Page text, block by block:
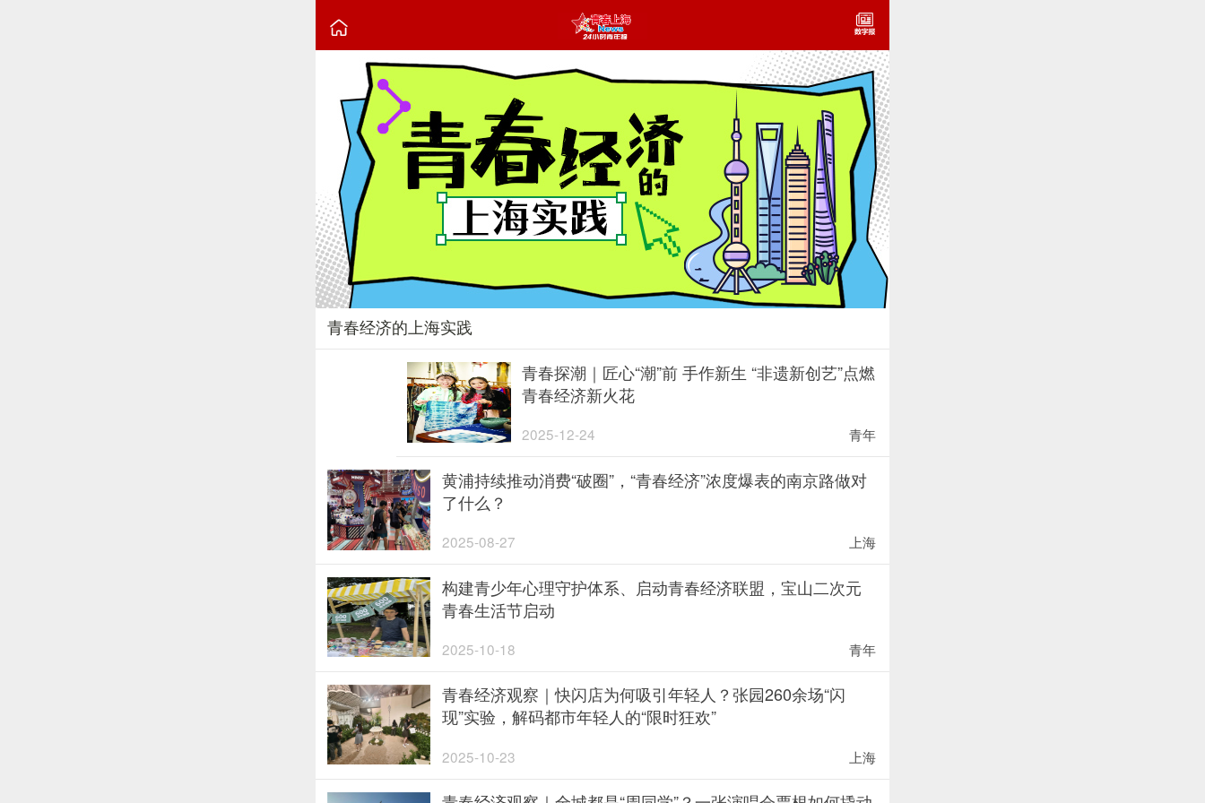

青春经济的上海实践
2025-04-18
青春探潮｜匠心“潮”前 手作新生 “非遗新创艺”点燃
青春经济新火花
2025-12-24 青年
黄浦持续推动消费“破圈”，“青春经济”浓度爆表的南京路做对
了什么？
2025-08-27 上海
构建青少年心理守护体系、启动青春经济联盟，宝山二次元
青春生活节启动
2025-10-18 青年
青春经济观察｜快闪店为何吸引年轻人？张园260余场“闪
现”实验，解码都市年轻人的“限时狂欢”
2025-10-23 上海